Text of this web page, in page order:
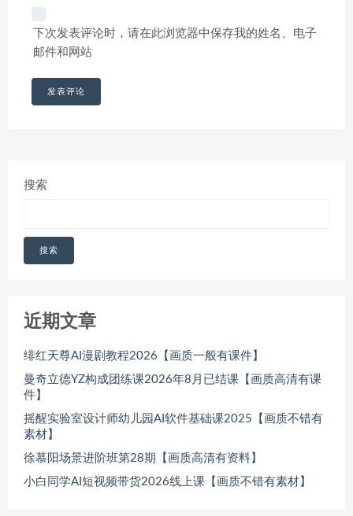
下次发表评论时，请在此浏览器中保存我的姓名、电子
邮件和网站
搜索
搜索
近期文章
绯红天尊AI漫剧教程2026【画质一般有课件】
曼奇立德YZ构成团练课2026年8月已结课【画质高清有课
件】
摇醒实验室设计师幼儿园AI软件基础课2025【画质不错有
素材】
徐慕阳场景进阶班第28期【画质高清有资料】
小白同学AI短视频带货2026线上课【画质不错有素材】